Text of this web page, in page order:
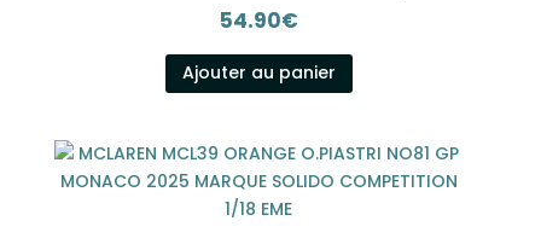
54.90€
Ajouter au panier